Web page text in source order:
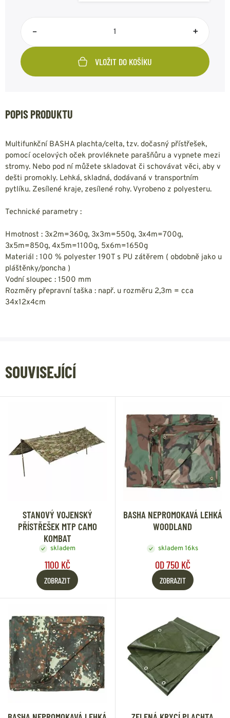
– +
VLOŽIT DO KOŠÍKU
POPIS PRODUKTU
Multifunkční BASHA plachta/celta, tzv. dočasný přístřešek,
pomocí ocelových oček provléknete parašňůru a vypnete mezi
stromy. Nebo pod ní můžete skladovat či schovávat věci, aby v
dešti promokly. Lehká, skladná, dodávaná v transportním
pytlíku. Zesílené kraje, zesílené rohy. Vyrobeno z polyesteru.
Technické parametry :
Hmotnost : 3x2m=360g, 3x3m=550g, 3x4m=700g,
3x5m=850g, 4x5m=1100g, 5x6m=1650g
Materiál : 100 % polyester 190T s PU zátěrem ( obdobně jako u
pláštěnky/poncha )
Vodní sloupec : 1500 mm
Rozměry přepravní taška : např. u rozměru 2,3m = cca
34x12x4cm
SOUVISEJÍCÍ
STANOVÝ VOJENSKÝ
PŘÍSTŘEŠEK MTP CAMO
KOMBAT
skladem
1100 KČ
ZOBRAZIT
BASHA NEPROMOKAVÁ LEHKÁ
WOODLAND
skladem 16ks
OD 750 KČ
ZOBRAZIT